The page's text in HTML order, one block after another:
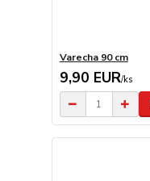
Varecha 90 cm
9,90 EUR/ks